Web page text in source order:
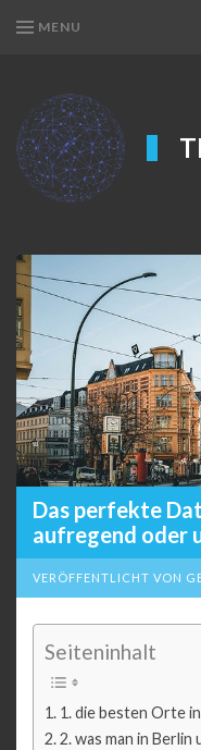
MENU
Das perfekte
aufregend oder
VERÖFFENTLICHT VON
Seiteninhalt
1. die besten Orte
2. was man in Berlin